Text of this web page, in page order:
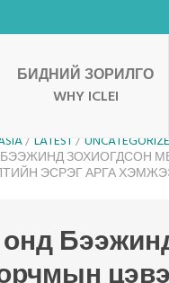
БИДНИЙ ЗОРИЛГО
WHY ICLEI
LATEST
БЭЭЖИНД ЗОХИОГДСОН
ЭСРЭГ АРГА
онд